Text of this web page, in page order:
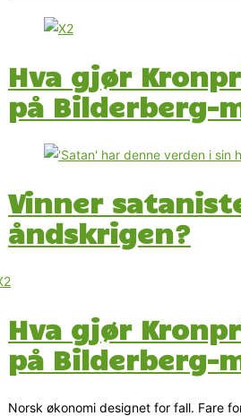
Hva gjør
på Bilderberg-
Vinner
åndskrigen?
Hva gjør
på Bilderberg-
Norsk økonomi designet for fall. Fare